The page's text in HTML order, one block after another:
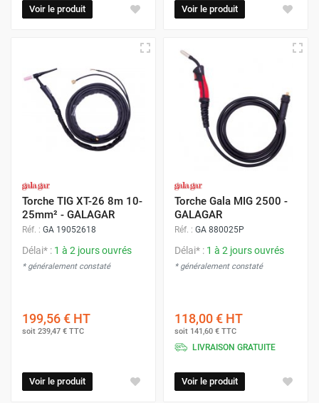
Voir le produit Voir le produit
Torche TIG XT-26 8m 10-
25mm² - GALAGAR
Réf. : GA 19052618
Délai* : 1 à 2 jours ouvrés
* généralement constaté
199,56 € HT
soit 239,47 € TTC
Voir le produit
Torche Gala MIG 2500 -
GALAGAR
Réf. : GA 880025P
Délai* : 1 à 2 jours ouvrés
* généralement constaté
118,00 € HT
soit 141,60 € TTC
LIVRAISON GRATUITE
Voir le produit